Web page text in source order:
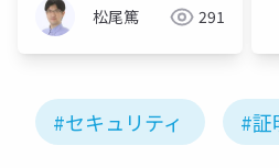
松尾篤 291
#セキュリティ #証